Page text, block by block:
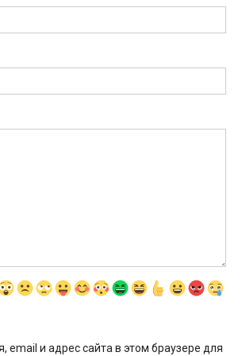
email и адрес сайта в этом браузере для